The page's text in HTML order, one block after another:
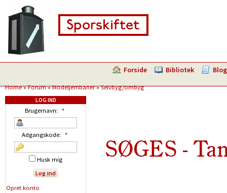
Forside Bibliotek Blog
Home»Forum»Modeljernbaner»Selvbyg/ombyg
SØGES -
LOG IND
Brugernavn: *
Adgangskode: *
Husk mig
Opret konto